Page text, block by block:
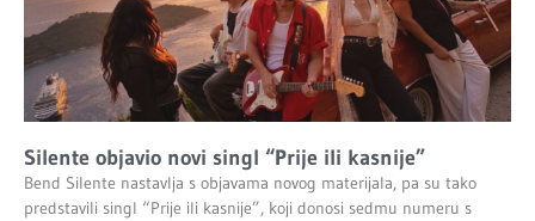
Silente objavio novi singl “Prije ili kasnije”
Bend Silente nastavlja s objavama novog materijala, pa su tako
predstavili singl “Prije ili kasnije”, koji donosi sedmu numeru s